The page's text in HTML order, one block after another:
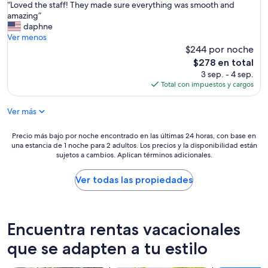
r
a
n
l
p
r
r
10,
Excepcional,
(3
opiniones)
“
L
o
v
e
t
d
s
“Loved the staff! They made sure everything was smooth and
amazing”
daphne
Ver menos
$244 por noche
El
precio
actual
es
$278 en total
3 sep. - 4 sep.
Total con impuestos y cargos
Ver más
Precio
más
últimas
24
con
Precio más bajo por noche encontrado en las últimas 24 horas, con base en
una estancia de 1 noche para 2 adultos. Los precios y la disponibilidad están
sujetos a cambios. Aplican términos adicionales.
Ver todas las propiedades
Encuentra rentas vacacionales
que se adapten a tu estilo